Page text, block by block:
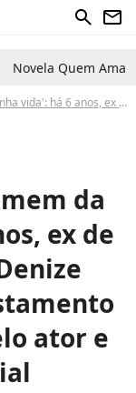
search newsletter
Novela Quem Ama
explicou afastamento após tiro sofrido pelo ator e decisão judicial
da
ex de
ator e